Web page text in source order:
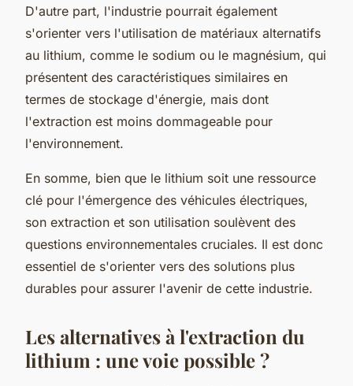
D'autre part, l'industrie pourrait également
s'orienter vers l'utilisation de matériaux alternatifs
au lithium, comme le sodium ou le magnésium, qui
présentent des caractéristiques similaires en
termes de stockage d'énergie, mais dont
l'extraction est moins dommageable pour
l'environnement.
En somme, bien que le lithium soit une ressource
clé pour l'émergence des véhicules électriques,
son extraction et son utilisation soulèvent des
questions environnementales cruciales. Il est donc
essentiel de s'orienter vers des solutions plus
durables pour assurer l'avenir de cette industrie.
Les alternatives à l'extraction du
lithium : une voie possible ?